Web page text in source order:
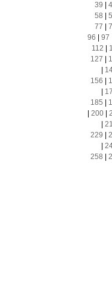
39
58
77
96
97
112
127
156
185
200|
229
258